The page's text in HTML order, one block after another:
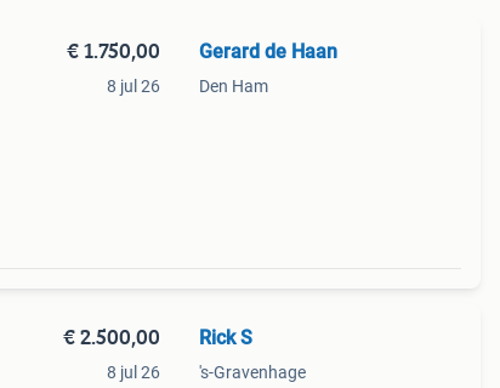
€ 1.750,00
8 jul 26
Gerard de Haan
Den Ham
€ 2.500,00
8 jul 26
Rick S
's-Gravenhage